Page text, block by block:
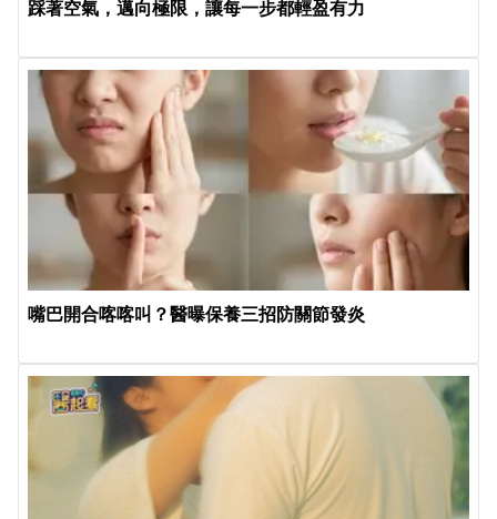
踩著空氣，邁向極限，讓每一步都輕盈有力
嘴巴開合喀喀叫？醫曝保養三招防關節發炎